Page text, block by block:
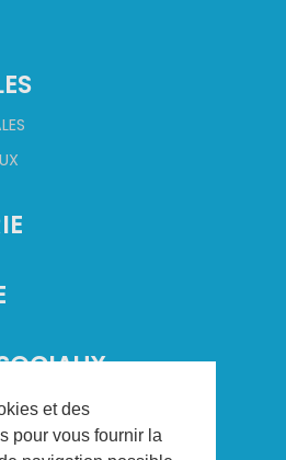
et des
pour vous fournir la